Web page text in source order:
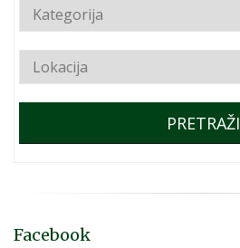
PRETRAŽI
Facebook